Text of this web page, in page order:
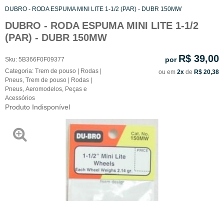
DUBRO - RODA ESPUMA MINI LITE 1-1/2 (PAR) - DUBR 150MW
DUBRO - RODA ESPUMA MINI LITE 1-1/2
(PAR) - DUBR 150MW
Sku: 5B366F0F09377
Categoria: Trem de pouso | Rodas |
Pneus Trem de pouso | Rodas |
Pneus Aeromodelos Peças e
Acessórios
Produto Indisponível
por R$ 39,00
ou em 2x de R$ 20,38